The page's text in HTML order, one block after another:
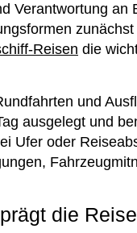
Verantwortung an
Reisen die
und
ausgelegt und
Ufer oder
die Reise